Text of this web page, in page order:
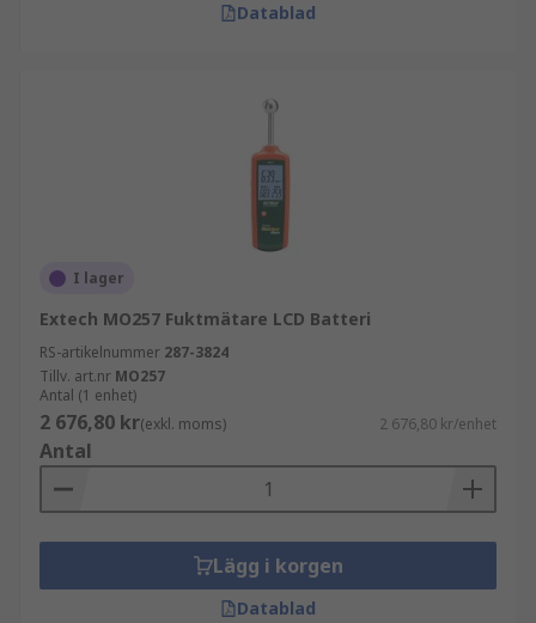
Datablad
I lager
Extech MO257 Fuktmätare LCD Batteri
RS-artikelnummer 287-3824
Tillv. art.nr MO257
Antal (1 enhet)
2 676,80 kr(exkl. moms) 2 676,80 kr/enhet
Antal
Lägg i korgen
Datablad